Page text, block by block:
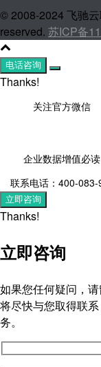
© 2008-2024 飞驰
reserved. 苏ICP备
电话咨询
Thanks!
关注官方微信
企业数据增值必读
联系电话：400-083-
立即咨询
Thanks!
立即咨询
如果您任何疑问，
将尽快与您取得联
务。